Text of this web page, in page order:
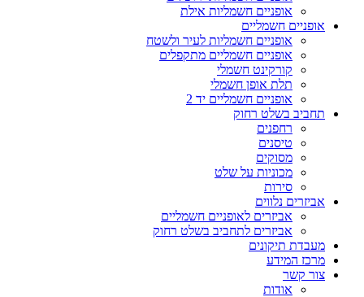
אופניים חשמליות אילת
אופניים חשמליים
אופניים חשמליות לעיר ולשטח
אופניים חשמליים מתקפלים
קורקינט חשמלי
תלת אופן חשמלי
אופניים חשמליים יד 2
תחביב בשלט רחוק
רחפנים
טיסנים
מסוקים
מכוניות על שלט
סירות
אביזרים נלווים
אביזרים לאופניים חשמליים
אביזרים לתחביב בשלט רחוק
מעבדת תיקונים
מרכז המידע
צור קשר
אודות